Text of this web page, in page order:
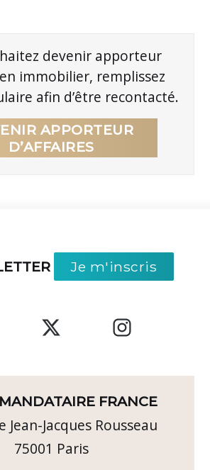
devenir apporteur
immobilier, remplissez
afin d’être recontacté.
APPORTEUR
D’AFFAIRES
Je m'inscris
FRANCE
Jean-Jacques Rousseau
75001 Paris